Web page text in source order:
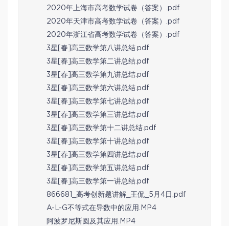
2020年上海市高考数学试卷（答案）.pdf
2020年天津市高考数学试卷（答案）.pdf
2020年浙江省高考数学试卷（答案）.pdf
3星[春]高三数学第八讲总结.pdf
3星[春]高三数学第二讲总结.pdf
3星[春]高三数学第九讲总结.pdf
3星[春]高三数学第六讲总结.pdf
3星[春]高三数学第七讲总结.pdf
3星[春]高三数学第三讲总结.pdf
3星[春]高三数学第十二讲总结.pdf
3星[春]高三数学第十讲总结.pdf
3星[春]高三数学第四讲总结.pdf
3星[春]高三数学第五讲总结.pdf
3星[春]高三数学第一讲总结.pdf
866681_高考创新题讲解_王侃_5月4日.pdf
A-L-G不等式在导数中的应用.MP4
阿波罗尼斯圆及其应用.MP4